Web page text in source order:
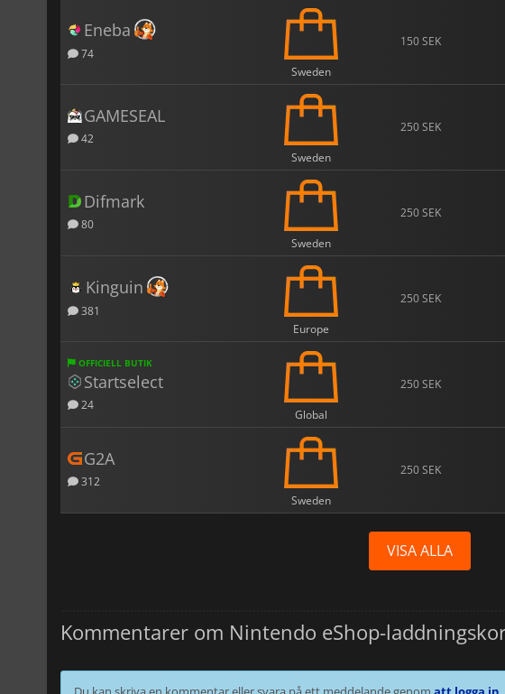
Eneba
74
Sweden
150 SEK
GAMESEAL
42
Sweden
250 SEK
Difmark
80
Sweden
250 SEK
Kinguin
381
Europe
250 SEK
OFFICIELL BUTIK
Startselect
24
Global
250 SEK
G2A
312
Sweden
250 SEK
VISA ALLA
Kommentarer om Nintendo eShop-